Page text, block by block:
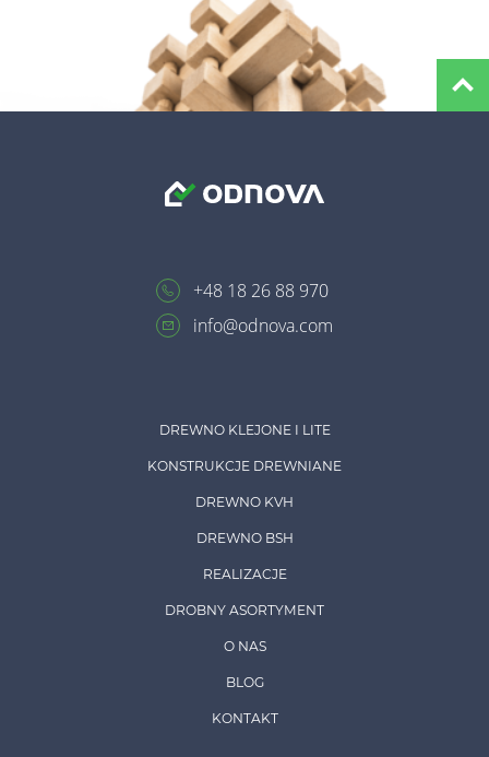
+48 18 26 88 970
info@odnova.com
DREWNO KLEJONE I LITE
KONSTRUKCJE DREWNIANE
DREWNO KVH
DREWNO BSH
REALIZACJE
DROBNY ASORTYMENT
O NAS
BLOG
KONTAKT